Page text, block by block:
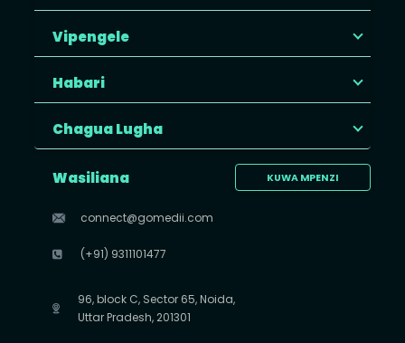
Vipengele
Habari
Chagua Lugha
KUWA MPENZI
Wasiliana
connect@gomedii.com
(+91) 9311101477
96, block C, Sector 65, Noida,
Uttar Pradesh, 201301